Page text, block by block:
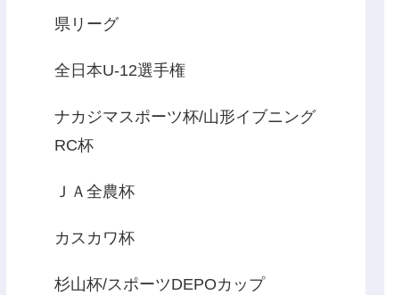
県リーグ
全日本U-12選手権
ナカジマスポーツ杯/山形イブニング
RC杯
ＪＡ全農杯
カスカワ杯
杉山杯/スポーツDEPOカップ